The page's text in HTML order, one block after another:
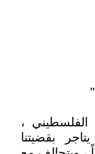
،
بقضيتنا